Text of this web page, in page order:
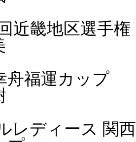
近畿地区選手権
舟福運カップ
レディース 関